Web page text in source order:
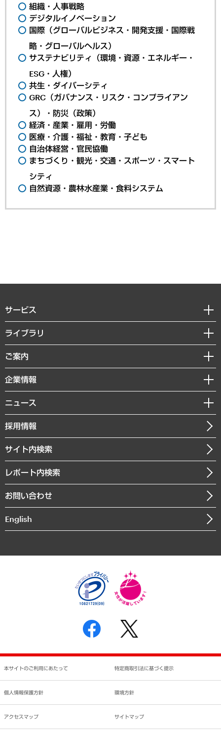
組織・人事戦略
デジタルイノベーション
国際（グローバルビジネス・開発支援・国際戦
略・グローバルヘルス）
サステナビリティ（環境・資源・エネルギー・
ESG・人権）
共生・ダイバーシティ
GRC（ガバナンス・リスク・コンプライアン
ス）・防災（政策）
経済・産業・雇用・労働
医療・介護・福祉・教育・子ども
自治体経営・官民協働
まちづくり・観光・交通・スポーツ・スマート
シティ
自然資源・農林水産業・食料システム
サービス
経営戦略
組織・人事戦略
デジタルイノベーション
共生・ダイバーシティ
GRC（ガバナンス・リスク・コンプライアンス）・防災（政策）
経済・産業・雇用・労働
まちづくり・観光・交通・スポーツ・スマートシティ
自然資源・農林水産業・食料システム
ライブラリ
経済調査
レポート
コラム
経営用語集
受託・受注実績（官公庁関連）
メディア掲載・出演
ご案内
セミナー・イベント情報
MUFGビジネスセミナー
受託案件情報
企業情報
私たちの想い
社長メッセージ
会社概要
沿革
組織図・本部部室紹介
インドネシア現地法人
個人情報保護方針
反社会的勢力に対する基本方針
書面による個人情報の開示等の請求の手続きについて
ニュース
ニュースリリース
お知らせ
採用情報
サイト内検索
レポート内検索
お問い合わせ
English
本サイトのご利用にあたって 特定商取引法に基づく提示
個人情報保護方針 環境方針
アクセスマップ サイトマップ